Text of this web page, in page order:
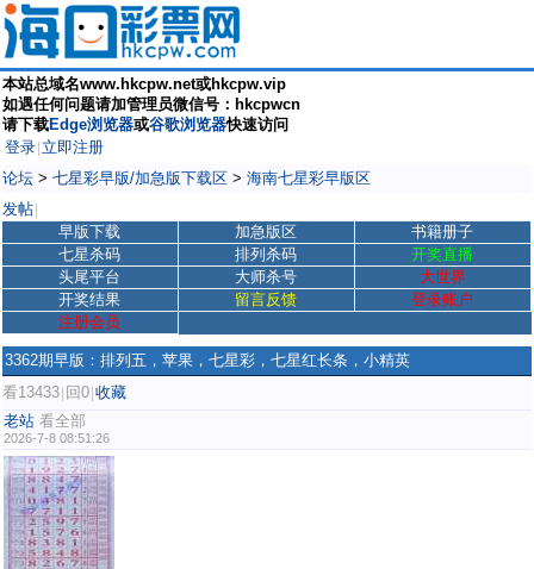
本站总域名www.hkcpw.net或hkcpw.vip
如遇任何问题请加管理员微信号：hkcpwcn
请下载Edge浏览器或谷歌浏览器快速访问
登录 立即注册
论坛 > 七星彩早版/加急版下载区 > 海南七星彩早版区
发帖
早版下载 加急版区
书籍册子
七星杀码
排列杀码
开奖直播
头尾平台
大师杀号
大世界
开奖结果
留言反馈
登录账户
注册会员
3362期早版：排列五，苹果，七星彩，七星红长条，小精英
看13433 回0 收藏
老站 看全部
2026-7-8 08:51:26